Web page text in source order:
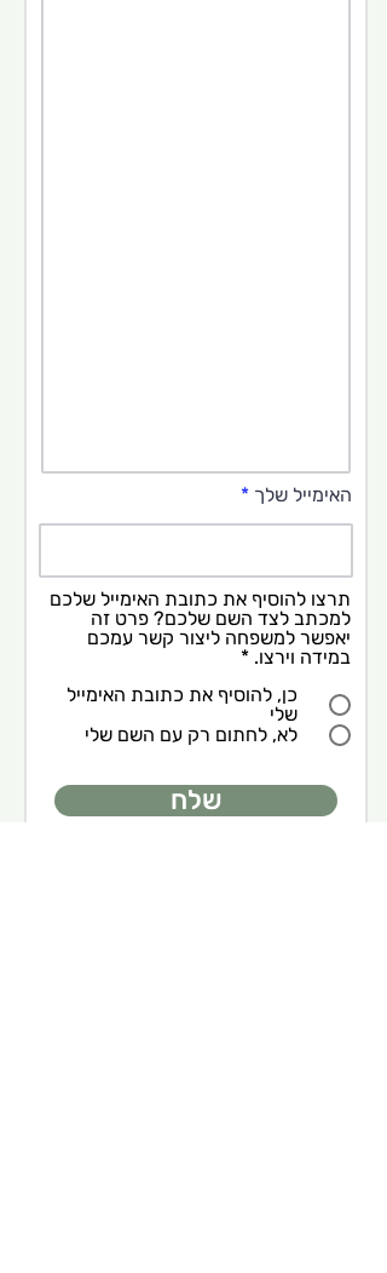
האימייל שלך
תרצו להוסיף את כתובת האימייל שלכם
למכתב לצד השם שלכם? פרט זה
יאפשר למשפחה ליצור קשר עמכם
במידה וירצו. *
כן, להוסיף את כתובת האימייל
שלי
לא, לחתום רק עם השם שלי
שלח